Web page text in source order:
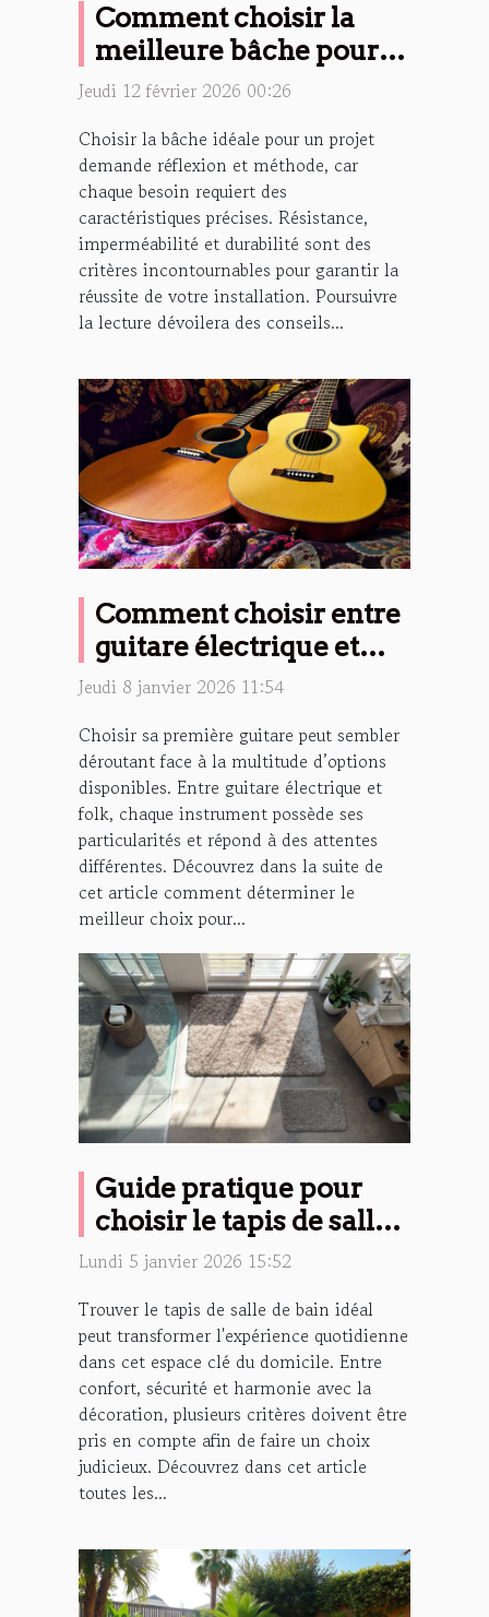
Comment choisir la
meilleure bâche pour
votre projet ?
Jeudi 12 février 2026 00:26
Choisir la bâche idéale pour un projet
demande réflexion et méthode, car
chaque besoin requiert des
caractéristiques précises. Résistance,
imperméabilité et durabilité sont des
critères incontournables pour garantir la
réussite de votre installation. Poursuivre
la lecture dévoilera des conseils...
Comment choisir entre
guitare électrique et
folk pour débutants ?
Jeudi 8 janvier 2026 11:54
Choisir sa première guitare peut sembler
déroutant face à la multitude d’options
disponibles. Entre guitare électrique et
folk, chaque instrument possède ses
particularités et répond à des attentes
différentes. Découvrez dans la suite de
cet article comment déterminer le
meilleur choix pour...
Guide pratique pour
choisir le tapis de salle
de bain idéal
Lundi 5 janvier 2026 15:52
Trouver le tapis de salle de bain idéal
peut transformer l'expérience quotidienne
dans cet espace clé du domicile. Entre
confort, sécurité et harmonie avec la
décoration, plusieurs critères doivent être
pris en compte afin de faire un choix
judicieux. Découvrez dans cet article
toutes les...